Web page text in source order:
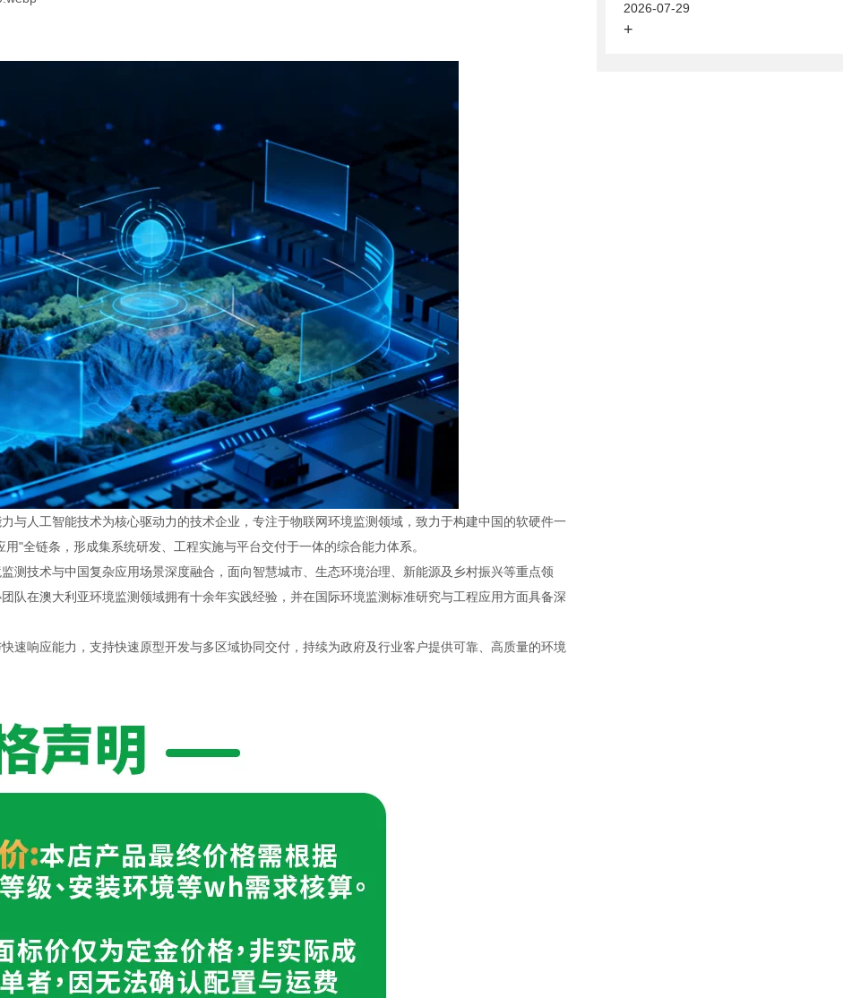
2026-07-29
+
与人工智能技术为核心驱动力的技术企业，专注于物联网环境监测领域，致力于构建中国的软硬件一
全链条，形成集系统研发、工程实施与平台交付于一体的综合能力体系。
测技术与中国复杂应用场景深度融合，面向智慧城市、生态环境治理、新能源及乡村振兴等重点领
队在澳大利亚环境监测领域拥有十余年实践经验，并在国际环境监测标准研究与工程应用方面具备深
速响应能力，支持快速原型开发与多区域协同交付，持续为政府及行业客户提供可靠、高质量的环境